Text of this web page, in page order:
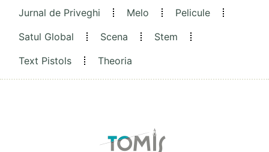
Jurnal de Priveghi
Melo
Pelicule
Satul Global
Scena
Stem
Text Pistols
Theoria